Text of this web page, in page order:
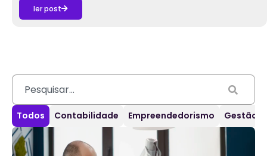
ler post
Contabilidade Empreendedorismo Gestão
Todos